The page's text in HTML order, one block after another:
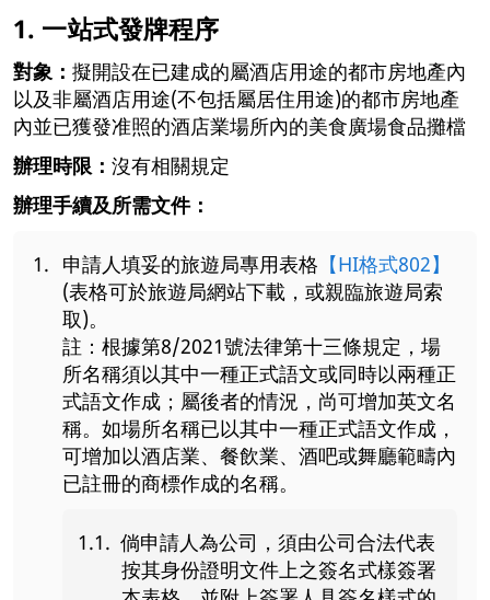
1. 一站式發牌程序
對象： 擬開設在已建成的屬酒店用途的都市房地產內
以及非屬酒店用途(不包括屬居住用途)的都市房地產
內並已獲發准照的酒店業場所內的美食廣場食品攤檔
辦理時限： 沒有相關規定
辦理手續及所需文件：
申請人填妥的旅遊局專用表格 【HI格式802】
(表格可於旅遊局網站下載，或親臨旅遊局索
取)。
註：根據第8/2021號法律第十三條規定，場
所名稱須以其中一種正式語文或同時以兩種正
式語文作成；屬後者的情況，尚可增加英文名
稱。如場所名稱已以其中一種正式語文作成，
可增加以酒店業、餐飲業、酒吧或舞廳範疇內
已註冊的商標作成的名稱。
倘申請人為公司，須由公司合法代表
按其身份證明文件上之簽名式樣簽署